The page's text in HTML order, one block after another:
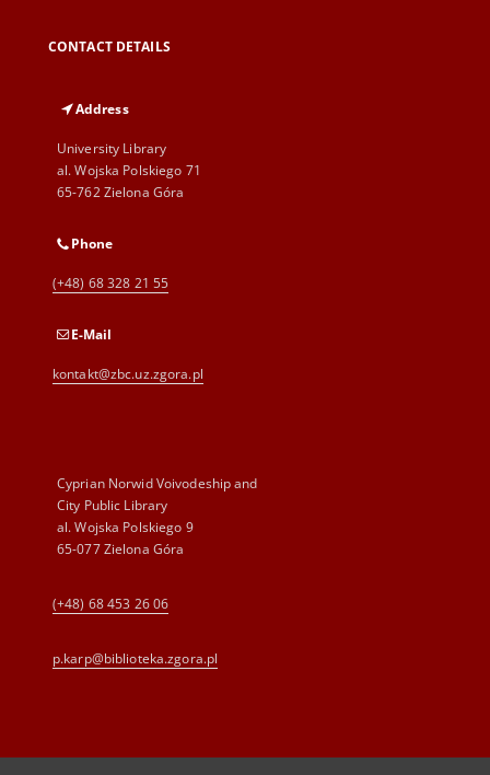
CONTACT DETAILS
Address
University Library
al. Wojska Polskiego 71
65-762 Zielona Góra
Phone
(+48) 68 328 21 55
E-Mail
kontakt@zbc.uz.zgora.pl
Cyprian Norwid Voivodeship and
City Public Library
al. Wojska Polskiego 9
65-077 Zielona Góra
(+48) 68 453 26 06
p.karp@biblioteka.zgora.pl